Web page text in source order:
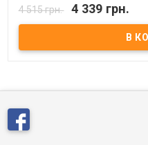
Двуспальный евро комплект
Пододеяльник: 200x220 см
сатин премиум, 100% хлопок
Упаковка: подарочная
4 515 грн. 4 339 грн.